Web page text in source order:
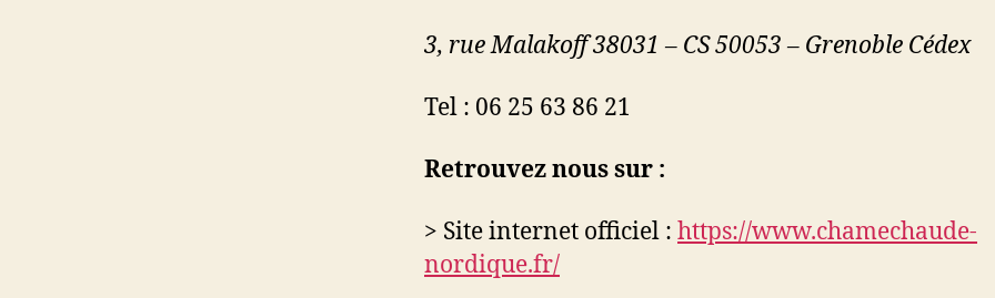
3, rue Malakoff 38031 – CS 50053 – Grenoble Cédex
Tel : 06 25 63 86 21
Retrouvez nous sur :
> Site internet officiel : https://www.chamechaude-
nordique.fr/